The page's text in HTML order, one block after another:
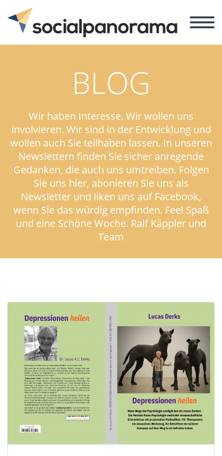
BLOG
Wir haben Interesse. Wir wollen uns
involvieren. Wir sind in der Entwicklung und
wollen auch Sie teilhaben lassen. In unseren
Newslettern finden Sie sicher anregende
Gedanken, die auch uns umtreiben. Folgen
Sie uns hier, abonieren Sie uns als
Newsletter und liken uns auf Facebook,
wenn Sie das würdig empfinden. Feel Spaß
und eine Schöne Woche. Ralf Käppler und
Team